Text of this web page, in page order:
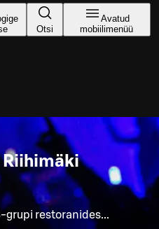
Otsi
Avatud
mobiilimenüü
grupi restoranides...